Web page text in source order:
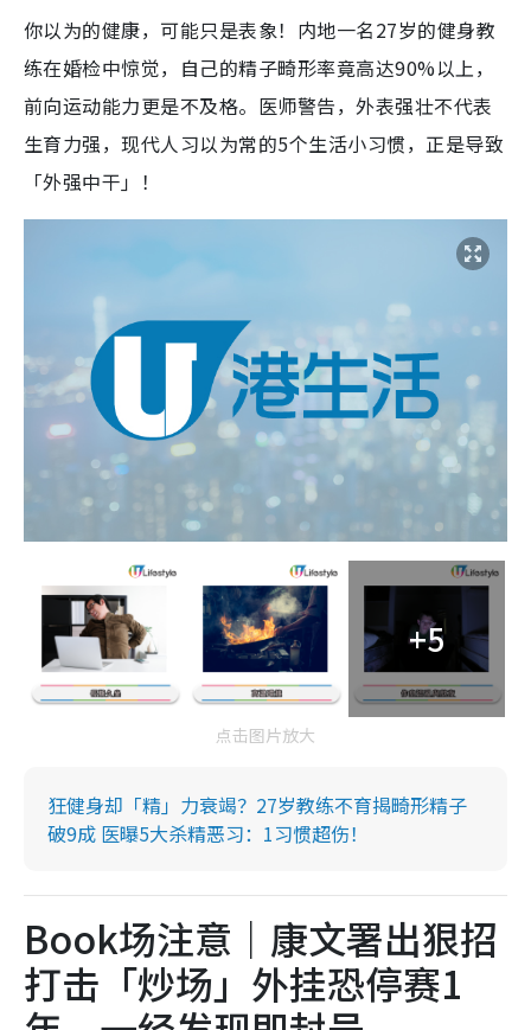
你以为的健康，可能只是表象！内地一名27岁的健身教
练在婚检中惊觉，自己的精子畸形率竟高达90%以上，
前向运动能力更是不及格。医师警告，外表强壮不代表
生育力强，现代人习以为常的5个生活小习惯，正是导致
「外强中干」！
+5
点击图片放大
狂健身却「精」力衰竭？27岁教练不育揭畸形精子
破9成 医曝5大杀精恶习：1习惯超伤！
Book场注意｜康文署出狠招
打击「炒场」外挂恐停赛1